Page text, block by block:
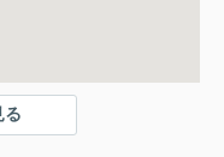
る